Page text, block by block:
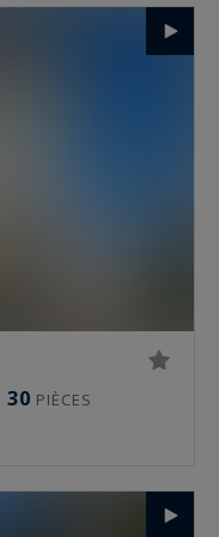
30 PIÈCES